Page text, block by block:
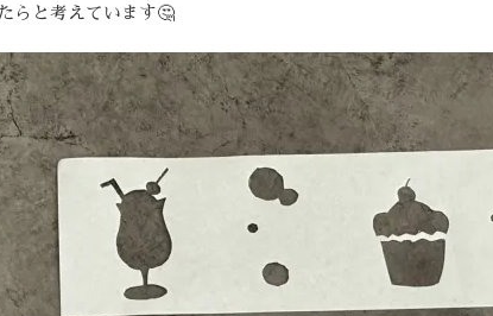
らと考えています🤔